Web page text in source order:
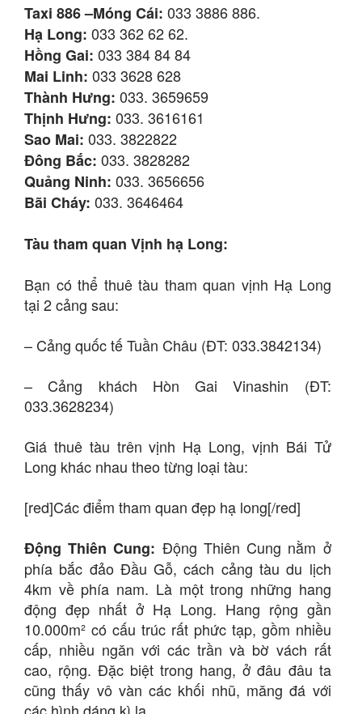
Taxi 886 –Móng Cái: 033 3886 886.
Hạ Long: 033 362 62 62.
Hồng Gai: 033 384 84 84
Mai Linh: 033 3628 628
Thành Hưng: 033. 3659659
Thịnh Hưng: 033. 3616161
Sao Mai: 033. 3822822
Đông Bắc: 033. 3828282
Quảng Ninh: 033. 3656656
Bãi Cháy: 033. 3646464
Tàu tham quan Vịnh hạ Long:
Bạn có thể thuê tàu tham quan vịnh Hạ Long
tại 2 cảng sau:
– Cảng quốc tế Tuần Châu (ĐT: 033.3842134)
– Cảng khách Hòn Gai Vinashin (ĐT:
033.3628234)
Giá thuê tàu trên vịnh Hạ Long, vịnh Bái Tử
Long khác nhau theo từng loại tàu:
[red]Các điểm tham quan đẹp hạ long[/red]
Động Thiên Cung: Động Thiên Cung nằm ở
phía bắc đảo Đầu Gỗ, cách cảng tàu du lịch
4km về phía nam. Là một trong những hang
động đẹp nhất ở Hạ Long. Hang rộng gần
10.000m² có cấu trúc rất phức tạp, gồm nhiều
cấp, nhiều ngăn với các trần và bờ vách rất
cao, rộng. Đặc biệt trong hang, ở đâu đâu ta
cũng thấy vô vàn các khối nhũ, măng đá với